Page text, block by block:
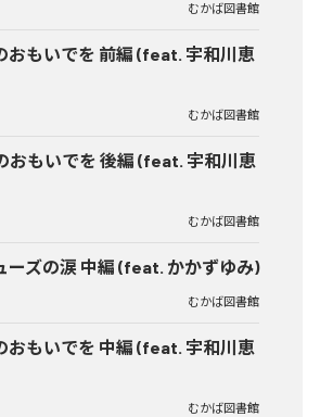
むかば図書館
おもいでを 前編 (feat. 宇和川恵
むかば図書館
おもいでを 後編 (feat. 宇和川恵
むかば図書館
ーズの涙 中編 (feat. かかずゆみ)
むかば図書館
おもいでを 中編 (feat. 宇和川恵
むかば図書館